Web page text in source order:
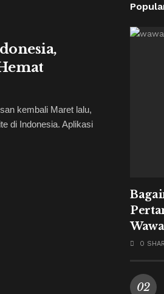
kembali Maret lalu,
di Indonesia. Aplikasi
0